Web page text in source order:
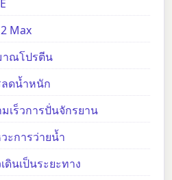
Max
าณโปรตีน
ดน้ำหนัก
เร็วการปั่นจักรยาน
ะการว่ายน้ำ
ดินเป็นระยะทาง